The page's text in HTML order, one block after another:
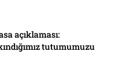
açıklaması:
tutumumuzu